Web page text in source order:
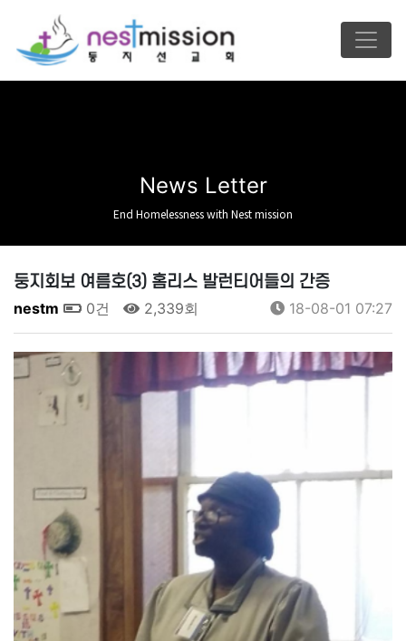
News Letter
End Homelessness with Nest mission
둥지회보 여름호(3) 홈리스 발런티어들의 간증
nestm 0건 2,339회 18-08-01 07:27